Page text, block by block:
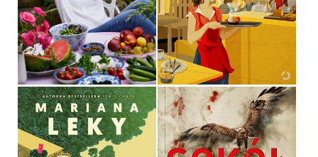
OPRAWA TWARDA
49,90 ZŁ
OPRAWA MIĘKKA
34,90 ZŁ